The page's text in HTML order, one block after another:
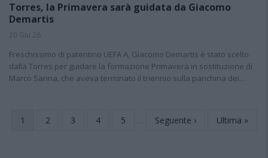
Torres, la Primavera sarà guidata da Giacomo
Demartis
20 Giu 26
Freschissimo di patentino UEFA A, Giacomo Demartis è stato scelto
dalla Torres per guidare la formazione Primavera in sostituzione di
Marco Sanna, che aveva terminato il triennio sulla panchina dei…
Paginazione
Pagina
1 Page
2 Page
3 Page
4 Page
5 …
Pagina
Seguente ›
Ultima
Ultima »